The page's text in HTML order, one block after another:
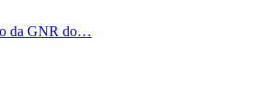
da GNR do…